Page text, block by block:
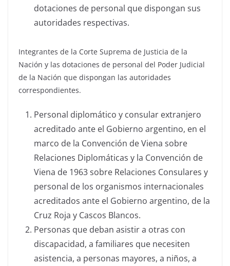
dotaciones de personal que dispongan sus
autoridades respectivas.
Integrantes de la Corte Suprema de Justicia de la
Nación y las dotaciones de personal del Poder Judicial
de la Nación que dispongan las autoridades
correspondientes.
Personal diplomático y consular extranjero
acreditado ante el Gobierno argentino, en el
marco de la Convención de Viena sobre
Relaciones Diplomáticas y la Convención de
Viena de 1963 sobre Relaciones Consulares y
personal de los organismos internacionales
acreditados ante el Gobierno argentino, de la
Cruz Roja y Cascos Blancos.
Personas que deban asistir a otras con
discapacidad, a familiares que necesiten
asistencia, a personas mayores, a niños, a